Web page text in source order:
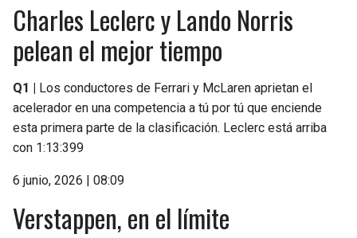
Charles Leclerc y Lando Norris
pelean el mejor tiempo
Q1 |
Los conductores de Ferrari y McLaren aprietan el
acelerador en una competencia a tú por tú que enciende
esta primera parte de la clasificación. Leclerc está arriba
con 1:13:399
6 junio, 2026 | 08:09
Verstappen, en el límite